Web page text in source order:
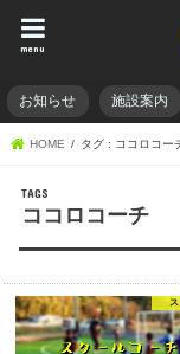
menu
お知らせ 施設案内
HOME タグ : ココロコー
ココロコーチ
ス